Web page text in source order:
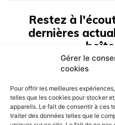
Gérer le
cookies
Pour offrir les meilleures
telles que les cookies pour stocker
appareils. Le fait de consentir à ces
traiter des données telles que le
Restez à
dernières